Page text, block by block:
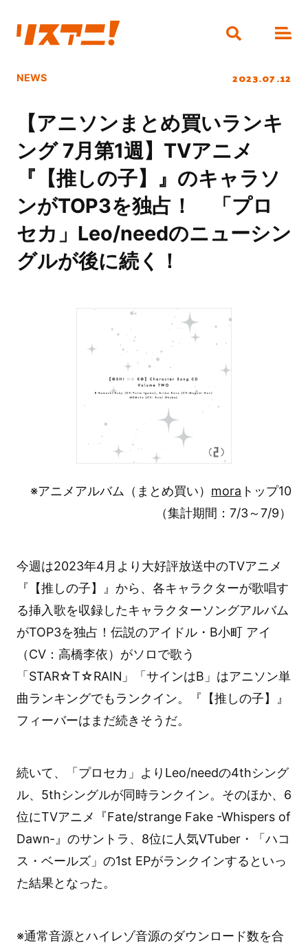
NEWS 2023.07.12
【アニソンまとめ買いランキ
ング 7月第1週】TVアニメ
『【推しの子】』のキャラソ
ンがTOP3を独占！ 「プロ
セカ」Leo/needのニューシン
グルが後に続く！
※アニメアルバム（まとめ買い） mora トップ10
（集計期間：7/3～7/9）
今週は2023年4月より大好評放送中のTVアニメ
『【推しの子】』から、各キャラクターが歌唱す
る挿入歌を収録したキャラクターソングアルバム
がTOP3を独占！伝説のアイドル・B小町 アイ
（CV：高橋李依）がソロで歌う
「STAR☆T☆RAIN」「サインはB」はアニソン単
曲ランキングでもランクイン。『【推しの子】』
フィーバーはまだ続きそうだ。
続いて、「プロセカ」よりLeo/needの4thシング
ル、5thシングルが同時ランクイン。そのほか、6
位にTVアニメ『Fate/strange Fake -Whispers of
Dawn-』のサントラ、8位に人気VTuber・「ハコ
ス・ベールズ」の1st EPがランクインするといっ
た結果となった。
※通常音源とハイレゾ音源のダウンロード数を合